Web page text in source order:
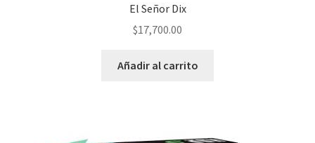
El Señor Dix
$17,700.00
Añadir al carrito